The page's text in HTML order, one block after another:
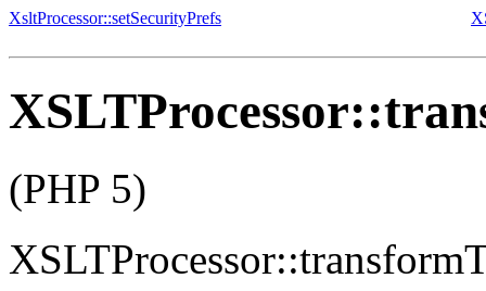
XsltProcessor::setSecurityPrefs
(PHP 5)